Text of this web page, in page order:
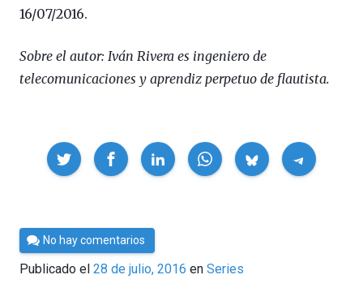
16/07/2016.
Sobre el autor: Iván Rivera es ingeniero de
telecomunicaciones y aprendiz perpetuo de flautista.
Compartir
Por
César
Tomé
No hay comentarios
Publicado el 28 de julio, 2016 en Series